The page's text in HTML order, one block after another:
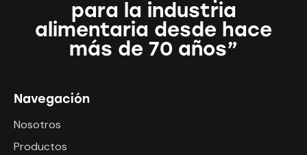
para la industria
alimentaria desde hace
más de 70 años”
Navegación
Nosotros
Productos